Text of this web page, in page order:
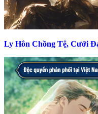
Ly Hôn Chồng Tệ, Cưới